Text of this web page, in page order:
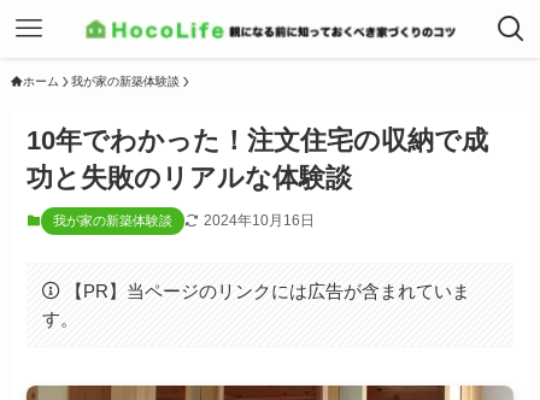
ホーム 我が家の新築体験談
10年でわかった！注文住宅の収納で成
功と失敗のリアルな体験談
我が家の新築体験談 2024年10月16日
【PR】当ページのリンクには広告が含まれていま
す。